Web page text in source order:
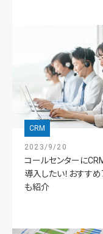
CRM
2023/9/20
コールセンターに
導入したい！おすす
も紹介